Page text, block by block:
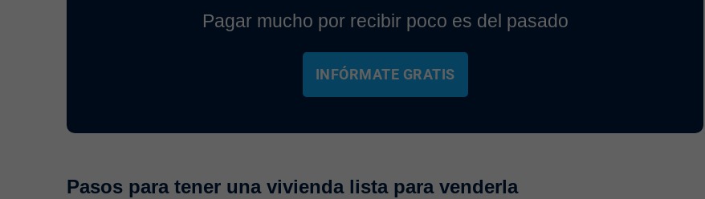
Pagar mucho por recibir poco es del pasado
INFÓRMATE GRATIS
Pasos para tener una vivienda lista para venderla